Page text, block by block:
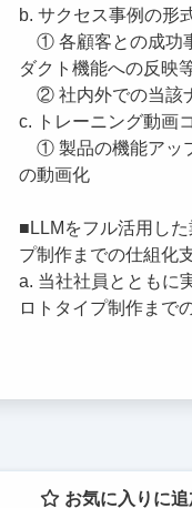
b. サクセス事例の形
① 各顧客との成功
ダクト機能への反映等
② 社内外での当該
c. トレーニング動画
① 製品の機能アッ
の動画化
■LLMをフル活用し
プ制作までの仕組化
a. 当社社員とともに
ロトタイプ制作まで
お気に入りに